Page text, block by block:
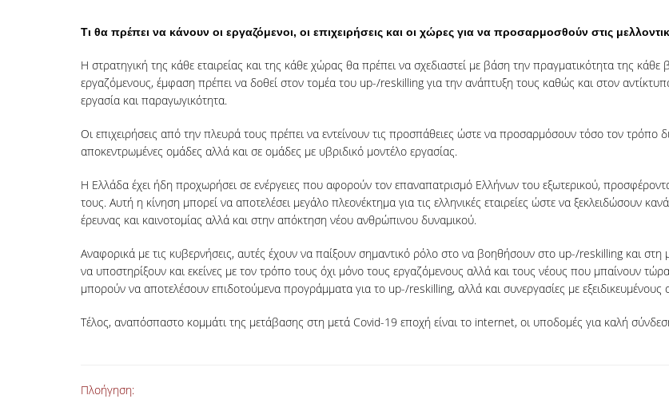
Τι θα πρέπει να κάνουν οι εργαζόμενοι, οι επιχειρήσεις και οι χώρες για να προσαρμοσθούν στις
Η στρατηγική της κάθε εταιρείας και της κάθε χώρας θα πρέπει να σχεδιαστεί με βάση την πραγματικότητα της
εργαζόμενους, έμφαση πρέπει να δοθεί στον τομέα του up-/reskilling για την ανάπτυξη τους καθώς και στον
εργασία και παραγωγικότητα.
Οι επιχειρήσεις από την πλευρά τους πρέπει να εντείνουν τις προσπάθειες ώστε να προσαρμόσουν τόσο τον τρόπο
αποκεντρωμένες ομάδες αλλά και σε ομάδες με υβριδικό μοντέλο εργασίας.
Η Ελλάδα έχει ήδη προχωρήσει σε ενέργειες που αφορούν τον επαναπατρισμό Ελλήνων του εξωτερικού,
τους. Αυτή η κίνηση μπορεί να αποτελέσει μεγάλο πλεονέκτημα για τις ελληνικές εταιρείες ώστε να ξεκλειδώσουν
έρευνας και καινοτομίας αλλά και στην απόκτηση νέου ανθρώπινου δυναμικού.
Αναφορικά με τις κυβερνήσεις, αυτές έχουν να παίξουν σημαντικό ρόλο στο να βοηθήσουν στο up-/reskilling και στη
να υποστηρίξουν και εκείνες με τον τρόπο τους όχι μόνο τους εργαζόμενους αλλά και τους νέους που μπαίνουν
μπορούν να αποτελέσουν επιδοτούμενα προγράμματα για το up-/reskilling, αλλά και συνεργασίες με
Τέλος, αναπόσπαστο κομμάτι της μετάβασης στη μετά Covid-19 εποχή είναι το internet, οι υποδομές για καλή
Πλοήγηση: